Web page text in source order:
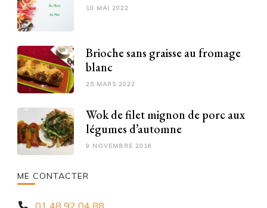
10 MAI 2022
Brioche sans graisse au fromage
blanc
25 MARS 2022
Wok de filet mignon de porc aux
légumes d’automne
9 NOVEMBRE 2016
ME CONTACTER